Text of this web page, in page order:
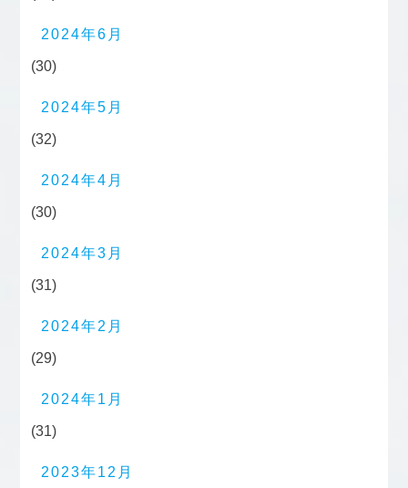
2024年6月
(30)
2024年5月
(32)
2024年4月
(30)
2024年3月
(31)
2024年2月
(29)
2024年1月
(31)
2023年12月